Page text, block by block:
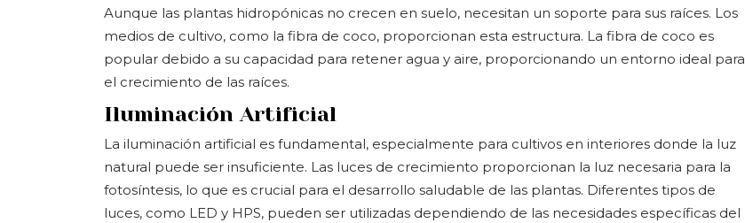
Aunque las plantas hidropónicas no crecen en suelo, necesitan un soporte para sus raíces. Los
medios de cultivo, como la fibra de coco, proporcionan esta estructura. La fibra de coco es
popular debido a su capacidad para retener agua y aire, proporcionando un entorno ideal para
el crecimiento de las raíces.
Iluminación Artificial
La iluminación artificial es fundamental, especialmente para cultivos en interiores donde la luz
natural puede ser insuficiente. Las luces de crecimiento proporcionan la luz necesaria para la
fotosíntesis, lo que es crucial para el desarrollo saludable de las plantas. Diferentes tipos de
luces, como LED y HPS, pueden ser utilizadas dependiendo de las necesidades específicas del